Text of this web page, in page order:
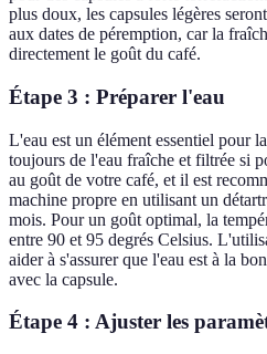
plus doux, les capsules légères
aux dates de péremption, car la
directement le goût du café.
Étape 3 : Préparer l'eau
L'eau est un élément essentiel pour
toujours de l'eau fraîche et filtrée si
au goût de votre café, et il est
machine propre en utilisant un
mois. Pour un goût optimal, la
entre 90 et 95 degrés Celsius.
aider à s'assurer que l'eau est à la
avec la capsule.
Étape 4 : Ajuster les